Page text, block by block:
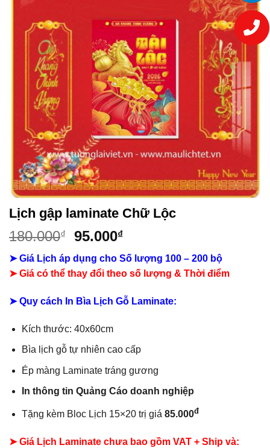
Lịch gập laminate Chữ Lộc
180.000₫
Giá
là:
180.000₫.
95.000₫Giá
hiện
tại
là:
95.000₫.
➤ Giá Lịch áp dụng cho Số lượng 100 – 200 bộ
➤ Giá có thể thay đổi theo số lượng & Thời điểm
➤ Quy cách In Bìa Lịch Gỗ Laminate:
Kích thước: 40x60cm
Bìa lịch gỗ tự nhiên cao cấp
Ép màng Laminate tráng gương
In thông tin Quảng Cáo doanh nghiệp
Tặng kèm Bloc Lịch 15×20 trị giá 85.000đ
➤ Giá Lịch Laminate chưa bao gồm VAT + Ship và: